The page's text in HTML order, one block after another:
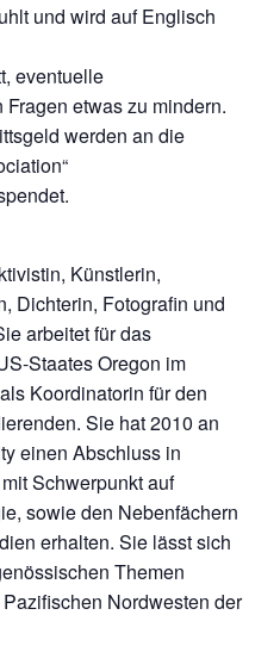
und wird auf Englisch
eventuelle
etwas zu mindern.
werden an die
Künstlerin,
Dichterin, Fotografin und
arbeitet für das
Staates Oregon im
Koordinatorin für den
Sie hat 2010 an
einen Abschluss in
Schwerpunkt auf
sowie den Nebenfächern
erhalten. Sie lässt sich
Themen
Nordwesten der